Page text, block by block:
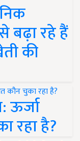
बढ़ा रहे हैं
की
ऊर्जा
रहा है?